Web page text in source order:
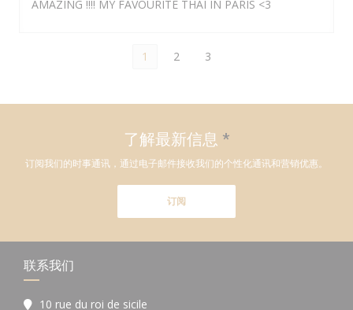
AMAZING !!!! MY FAVOURITE THAI IN PARIS <3
1 2 3
了解最新信息 *
订阅我们的时事通讯，通过电子邮件接收我们的个性化通讯和营销优惠。
订阅
联系我们
10 rue du roi de sicile